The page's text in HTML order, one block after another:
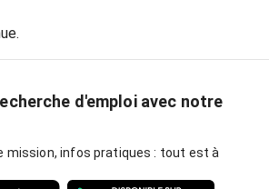
d'emploi avec notre
mission, infos pratiques : tout est à